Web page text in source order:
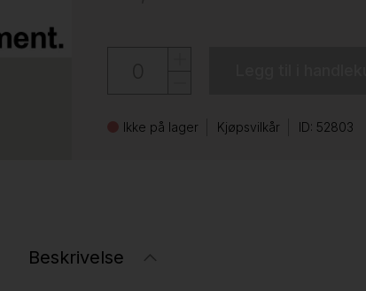
Ikke på lager Kjøpsvilkår ID: 52803
Beskrivelse